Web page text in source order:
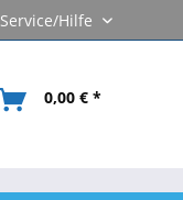
Service/Hilfe
0,00 € *